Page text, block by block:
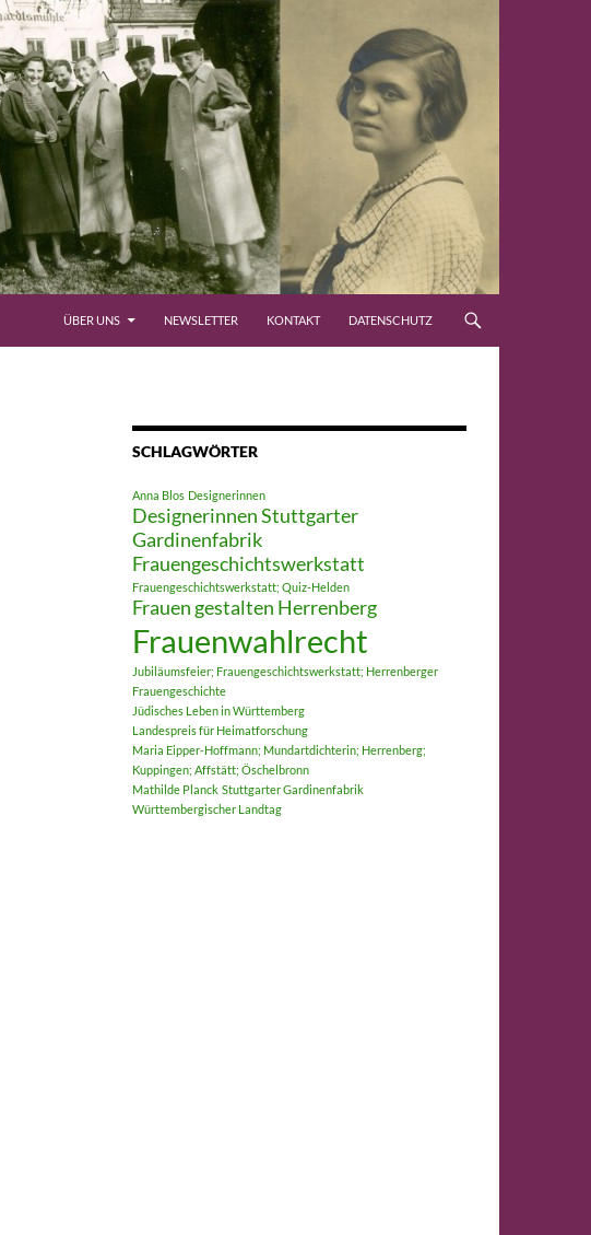
ÜBER UNS NEWSLETTER KONTAKT DATENSCHUTZ
SCHLAGWÖRTER
Anna Blos Designerinnen
Designerinnen Stuttgarter
Gardinenfabrik
Frauengeschichtswerkstatt
Frauengeschichtswerkstatt; Quiz-Helden
Frauen gestalten Herrenberg
Frauenwahlrecht
Jubiläumsfeier; Frauengeschichtswerkstatt; Herrenberger
Frauengeschichte
Jüdisches Leben in Württemberg
Landespreis für Heimatforschung
Maria Eipper-Hoffmann; Mundartdichterin; Herrenberg;
Kuppingen; Affstätt; Öschelbronn
Mathilde Planck Stuttgarter Gardinenfabrik
Württembergischer Landtag